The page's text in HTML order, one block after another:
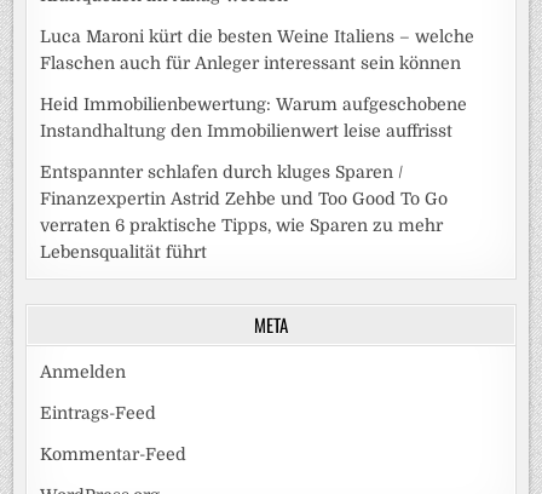
Luca Maroni kürt die besten Weine Italiens – welche
Flaschen auch für Anleger interessant sein können
Heid Immobilienbewertung: Warum aufgeschobene
Instandhaltung den Immobilienwert leise auffrisst
Entspannter schlafen durch kluges Sparen /
Finanzexpertin Astrid Zehbe und Too Good To Go
verraten 6 praktische Tipps, wie Sparen zu mehr
Lebensqualität führt
META
Anmelden
Eintrags-Feed
Kommentar-Feed